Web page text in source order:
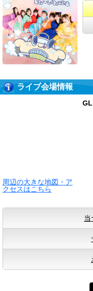
ライブ会場情報
周辺の大きな地図・ア
クセスはこちら
当